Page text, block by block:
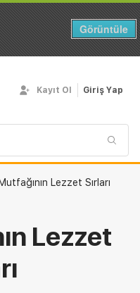
Görüntüle
Kayıt Ol Giriş Yap
Lezzet Sırları
Lezzet